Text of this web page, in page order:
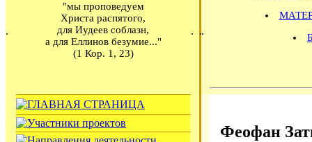
"мы проповедуем
Христа распятого,
для Иудеев соблазн,
а для Еллинов безумие..."
(1 Кор. 1, 23)
Феофан